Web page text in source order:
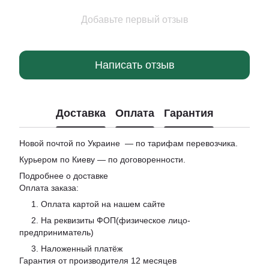
Добавьте первый отзыв
Написать отзыв
Доставка Оплата Гарантия
Новой почтой по Украине — по тарифам перевозчика.
Курьером по Киеву — по договоренности.
Подробнее о доставке
Оплата заказа:
1. Оплата картой на нашем сайте
2. На реквизиты ФОП(физическое лицо-
предприниматель)
3. Наложенный платёж
Гарантия от производителя 12 месяцев